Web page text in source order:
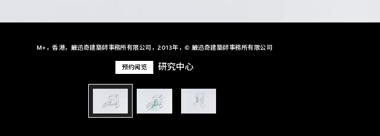
M+，香港，嚴迅奇建築師事務所有限公司，2013年，© 嚴迅奇建築師事務所有限公司
预约阅览 研究中心